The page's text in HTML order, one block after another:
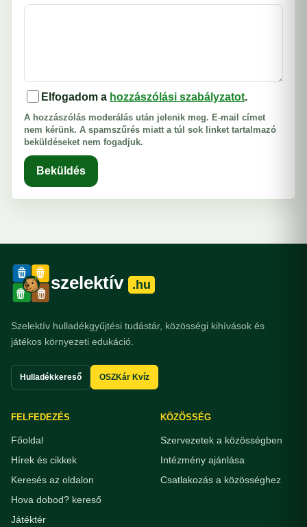
Elfogadom a hozzászólási szabályzatot.
A hozzászólás moderálás után jelenik meg. E-mail címet
nem kérünk. A spamszűrés miatt a túl sok linket tartalmazó
beküldéseket nem fogadjuk.
Beküldés
szelektív .hu
Szelektív hulladékgyűjtési tudástár, közösségi kihívások és
játékos környezeti edukáció.
Hulladékkereső OSZKár Kvíz
FELFEDEZÉS
Főoldal
Hírek és cikkek
Keresés az oldalon
Hova dobod? kereső
Játéktér
KÖZÖSSÉG
Szervezetek a közösségben
Intézmény ajánlása
Csatlakozás a közösséghez